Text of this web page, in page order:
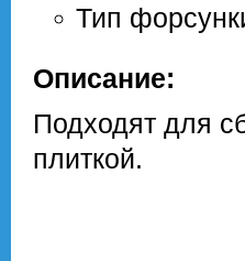
Тип
Описание:
Подходят для
плиткой.